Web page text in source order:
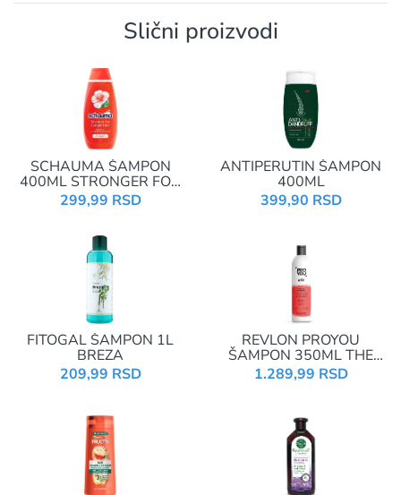
Slični proizvodi
SCHAUMA ŠAMPON
400ML STRONGER FOR
LONGER
299,99 RSD
ANTIPERUTIN ŠAMPON
400ML
399,90 RSD
FITOGAL ŠAMPON 1L
BREZA
209,99 RSD
REVLON PROYOU
ŠAMPON 350ML THE
FIXER 02507
1.289,99 RSD